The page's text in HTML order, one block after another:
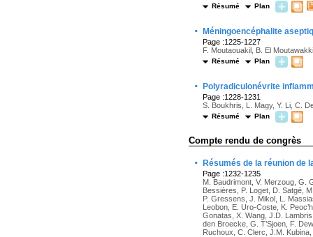
Résumé Plan
· Méningoencéphalite
Page :1225-1227
F. Moutaouakil, B. El
Résumé Plan
· Polyradiculonévrite
Page :1228-1231
S. Boukhris, L. Magy, Y. Li, C.
Résumé Plan
Compte rendu de congrès
· Résumés de la réunion de
Page :1232-1235
M. Baudrimont, V. Merzoug, G.
Bessières, P. Loget, D. Satgé,
P. Gressens, J. Mikol, L.
Leobon, E. Uro-Coste, K.
Gonatas, X. Wang, J.D.
den Broecke, G. T’Sjoen, F.
Ruchoux, C. Clerc, J.M.